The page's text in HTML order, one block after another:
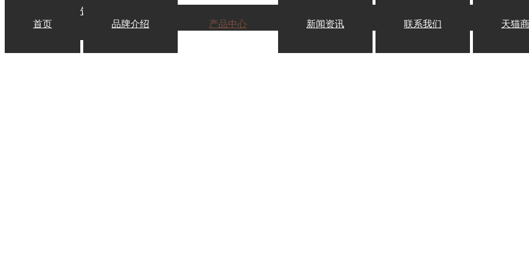
首页 品牌介绍 产品中心 新闻资讯 联系我们 天猫